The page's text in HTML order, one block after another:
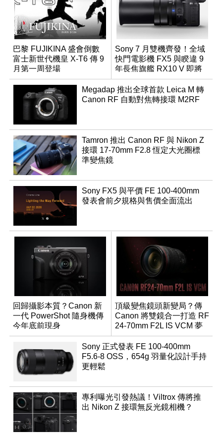
巴黎 FUJIKINA 盛會倒數
富士新世代機皇 X-T6 傳 9
月第一周登場
Sony 7 月雙機齊發！全域
快門電影機 FX5 與睽違 9
年長焦旗艦 RX10 V 即將
登場
Megadap 推出全球首款 Leica M 轉
Canon RF 自動對焦轉接環 M2RF
Tamron 推出 Canon RF 與 Nikon Z
接環 17-70mm F2.8 恆定大光圈標
準變焦鏡
Sony FX5 與平價 FE 100-400mm
發表會前夕規格與售價全面流出
回歸攝影本質？Canon 新
一代 PowerShot 隨身機傳
今年底前現身
頂級變焦鏡頭新變局？傳
Canon 將雙鏡合一打造 RF
24-70mm F2L IS VCM 夢
幻規格
Sony 正式發表 FE 100-400mm
F5.6-8 OSS，654g 羽量化設計手持
更輕鬆
專利曝光引發熱議！Viltrox 傳將推
出 Nikon Z 接環無反光鏡相機？